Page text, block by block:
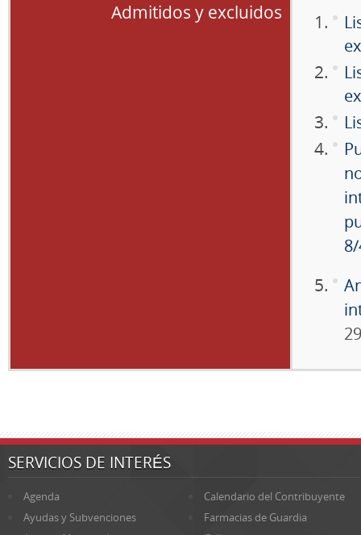
Admitidos y excluidos
SERVICIOS DE INTERÉS
Agenda
Calendario del Contribuyente
Ayudas y Subvenciones
Farmacias de Guardia